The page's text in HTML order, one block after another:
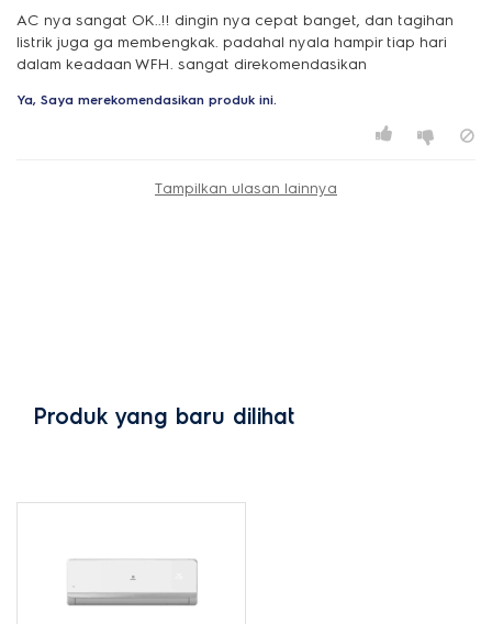
AC nya sangat OK..!! dingin nya cepat banget, dan tagihan
listrik juga ga membengkak. padahal nyala hampir tiap hari
dalam keadaan WFH. sangat direkomendasikan
Ya, Saya merekomendasikan produk ini.
Tampilkan ulasan lainnya
Produk yang baru dilihat